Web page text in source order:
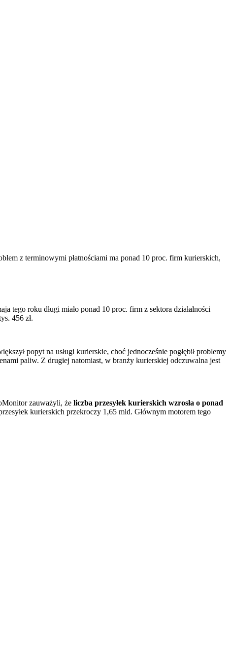
z terminowymi płatnościami ma ponad 10 proc. firm kurierskich,
roku długi miało ponad 10 proc. firm z sektora działalności
456 zł.
popyt na usługi kurierskie, choć jednocześnie pogłębił problemy
paliw. Z drugiej natomiast, w branży kurierskiej odczuwalna jest
zauważyli, że liczba przesyłek kurierskich wzrosła o ponad
kurierskich przekroczy 1,65 mld. Głównym motorem tego